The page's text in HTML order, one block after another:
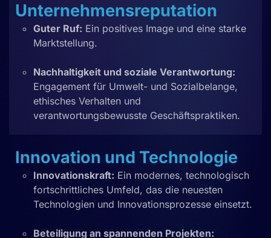
Unternehmensreputation
Guter Ruf: Ein positives Image und eine starke
Marktstellung.
Nachhaltigkeit und soziale Verantwortung:
Engagement für Umwelt- und Sozialbelange,
ethisches Verhalten und
verantwortungsbewusste Geschäftspraktiken.
Innovation und Technologie
Innovationskraft: Ein modernes, technologisch
fortschrittliches Umfeld, das die neuesten
Technologien und Innovationsprozesse einsetzt.
Beteiligung an spannenden Projekten: